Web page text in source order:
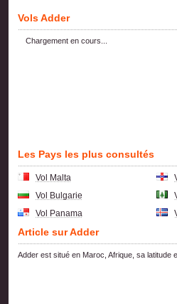
Vols Adder
Chargement en cours...
Les Pays les plus consultés
Vol Malta
Vol Bulgarie
Vol Panama
Article sur Adder
Adder est situé en Maroc, Afrique, sa latitude